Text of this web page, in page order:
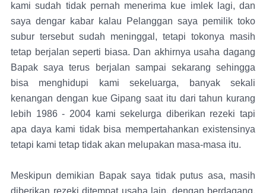
kami sudah tidak pernah menerima kue imlek lagi, dan
saya dengar kabar kalau Pelanggan saya pemilik toko
subur tersebut sudah meninggal, tetapi tokonya masih
tetap berjalan seperti biasa. Dan akhirnya usaha dagang
Bapak saya terus berjalan sampai sekarang sehingga
bisa menghidupi kami sekeluarga, banyak sekali
kenangan dengan kue Gipang saat itu dari tahun kurang
lebih 1986 - 2004 kami sekelurga diberikan rezeki tapi
apa daya kami tidak bisa mempertahankan existensinya
tetapi kami tetap tidak akan melupakan masa-masa itu.
Meskipun demikian Bapak saya tidak putus asa, masih
diberikan rezeki ditempat usaha lain, dengan berdagang,